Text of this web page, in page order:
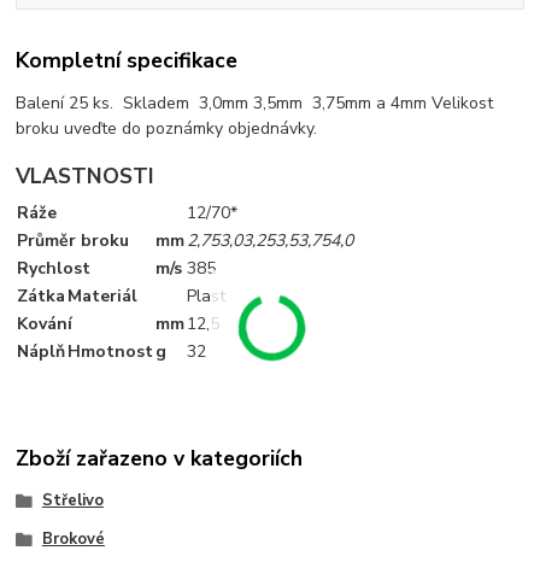
Kompletní specifikace
Balení 25 ks. Skladem 3,0mm 3,5mm 3,75mm a 4mm Velikost
broku uveďte do poznámky objednávky.
VLASTNOSTI
Ráže
12/70*
Průměr broku
mm2,753,03,253,53,754,0
Rychlost
m/s 385
Zátka Materiál
Plast
Kování
mm12,5
NáplňHmotnostg 32
Zboží zařazeno v kategoriích
Střelivo
Brokové